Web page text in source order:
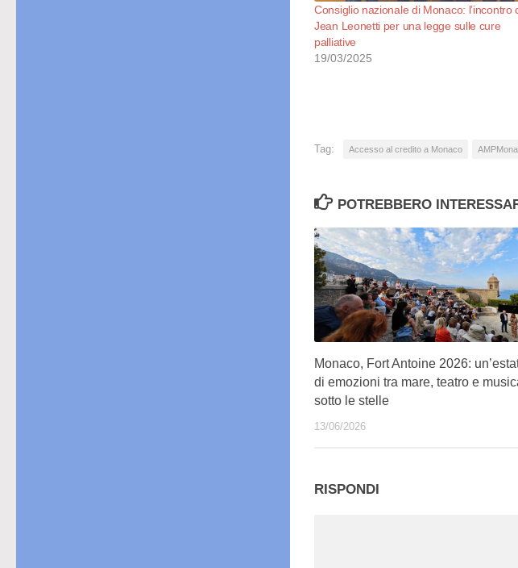
Consiglio nazionale di Monaco: l’incontro
Jean Leonetti per una legge sulle cure
palliative
19/03/2025
Tag: Accesso al credito a Monaco
POTREBBERO
Monaco, Fort Antoine 2026:
di emozioni tra mare, teatro e
sotto le stelle
13/06/2026
RISPONDI